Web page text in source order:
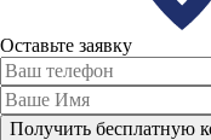
Оставьте заявку
Получить бесплатную